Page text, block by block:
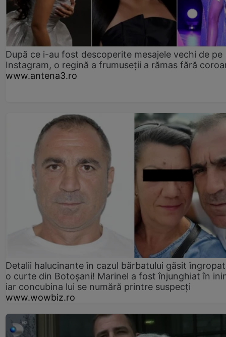
După ce i-au fost descoperite mesajele vechi de pe
Instagram, o regină a frumuseții a rămas fără
www.antena3.ro
Detalii halucinante în cazul bărbatului găsit
o curte din Botoșani! Marinel a fost înjunghiat în
iar concubina lui se numără printre suspecți
www.wowbiz.ro